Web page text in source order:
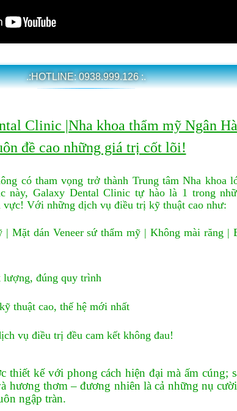
.:HOTLINE: 0938.999.126 :.
Clinic |Nha khoa thẩm mỹ Ngân Hà
đề cao những giá trị cốt lõi!
có tham vọng trở thành Trung tâm Nha khoa
này, Galaxy Dental Clinic tự hào là 1 trong
vực! Với những dịch vụ điều trị kỹ thuật cao như:
| Mặt dán Veneer sứ thẩm mỹ | Không mài răng |
lượng, đúng quy trình
thuật cao, thế hệ mới nhất
vụ điều trị đều cam kết không đau!
thiết kế với phong cách hiện đại mà ấm cúng;
hương thơm – đương nhiên là cả những nụ
ngập tràn.